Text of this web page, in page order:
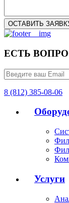
ЕСТЬ
8 (812) 385-08-06
Услуги